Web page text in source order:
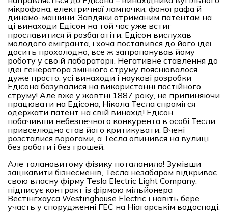
мікрофона, електричної лампочки, фонографа й
динамо-машини. Завдяки отриманим патентам на
ці винаходи Едісон на той час уже встиг
прославитися й розбагатіти. Едісон вислухав
молодого емігранта, і хоча поставився до його ідеї
досить прохолодно, все ж запропонував йому
роботу у своїй лабораторії. Негативне ставлення до
ідеї генератора змінного струму пояснювалося
дуже просто: усі винаходи і наукові розробки
Едісона базувалися на використанні постійного
струму! Але вже у жовтні 1887 року, не припиняючи
працювати на Едісона, Нікола Тесла спромігся
одержати патент на свій винахід! Едісон,
побачивши небезпечного конкурента в особі Тесли,
привселюдно став його критикувати. Вчені
розсталися ворогами, а Тесла опинився на вулиці
без роботи і без грошей.
Але талановитому фізику поталанило! Зумівши
зацікавити бізнесменів, Тесла незабаром відкриває
свою власну фірму Tesla Electric Light Company,
підписує контракт із фірмою мільйонера
Вестінгхауса Westinghouse Electric і навіть бере
участь у спорудженні ГЕС на Ніагарськім водоспаді.